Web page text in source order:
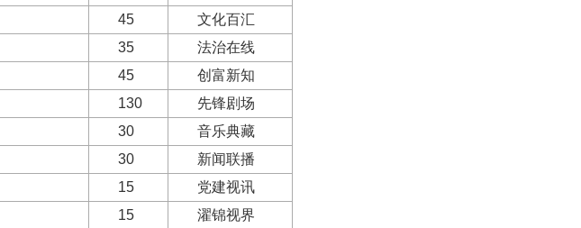
45
文化百汇
35
法治在线
45
创富新知
130
先锋剧场
30
音乐典藏
30
新闻联播
15
党建视讯
15
濯锦视界